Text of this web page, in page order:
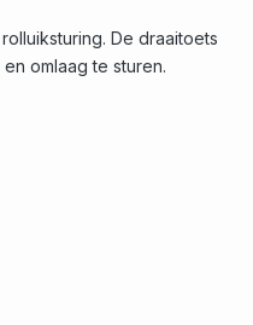
De draaitoets
omlaag te sturen.